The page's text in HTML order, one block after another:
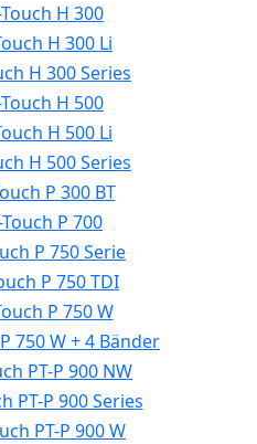
H 300
H 300 Li
H 300 Series
H 500
H 500 Li
H 500 Series
P 300 BT
P 700
P 750 Serie
P 750 TDI
P 750 W
750 W + 4 Bänder
PT-P 900 NW
PT-P 900 Series
PT-P 900 W